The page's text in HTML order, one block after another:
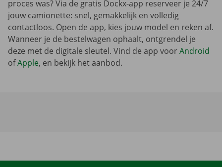
proces was? Via de gratis Dockx-app reserveer je 24/7
jouw camionette: snel, gemakkelijk en volledig
contactloos. Open de app, kies jouw model en reken af.
Wanneer je de bestelwagen ophaalt, ontgrendel je
deze met de digitale sleutel. Vind de app voorAndroid
ofApple, en bekijk het aanbod.